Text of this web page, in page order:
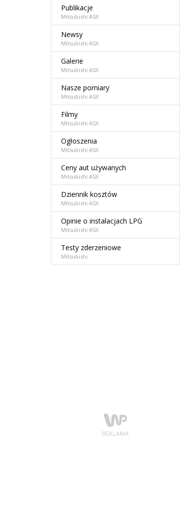
Publikacje
Mitsubishi ASX
Newsy
Mitsubishi ASX
Galerie
Mitsubishi ASX
Nasze pomiary
Mitsubishi ASX
Filmy
Mitsubishi ASX
Ogłoszenia
Mitsubishi ASX
Ceny aut używanych
Mitsubishi ASX
Dziennik kosztów
Mitsubishi ASX
Opinie o instalacjach LPG
Mitsubishi ASX
Testy zderzeniowe
Mitsubishi